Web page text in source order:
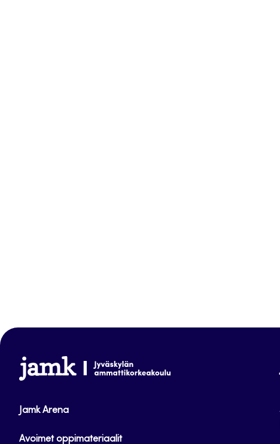
www.jamk.fi
Jamk Arena
Avoimet oppimateriaalit